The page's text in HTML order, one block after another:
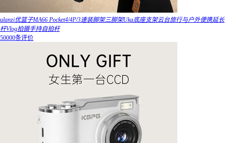
ulanzi优篮子MA66 Pocket4/4P/3速装脚架三脚架Uka底座支架云台旅行与户外便携延长
杆Vlog拍摄手持自拍杆
50000条评价